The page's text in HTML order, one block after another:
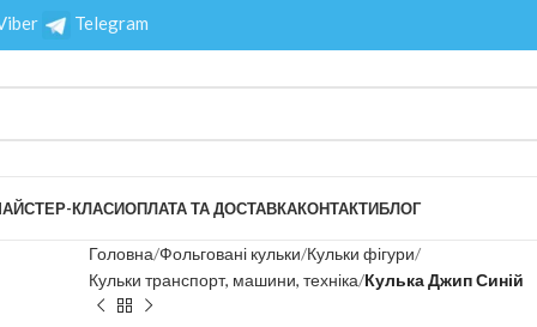
Telegram
КЛАСИОПЛАТА ТА ДОСТАВКАКОНТАКТИБЛОГ
Головна Фольговані кульки Кульки фігури
Кульки транспорт, машини, техніка Кулька Джип Синій